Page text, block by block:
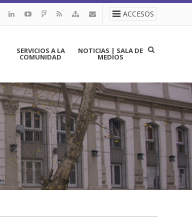
ACCESOS
SERVICIOS A LA
COMUNIDAD
NOTICIAS | SALA DE
MEDIOS